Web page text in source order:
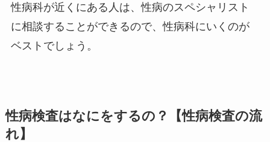
性病科が近くにある人は、性病のスペシャリスト
に相談することができるので、性病科にいくのが
ベストでしょう。
性病検査はなにをするの？【性病検査の流
れ】